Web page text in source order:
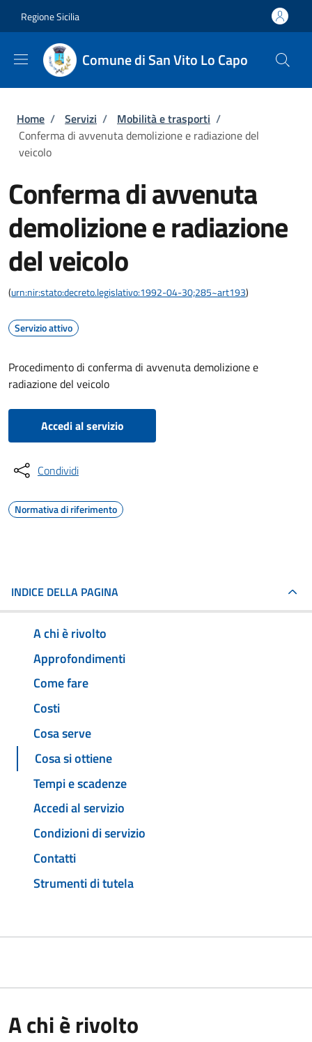
Regione Sicilia
Comune di San Vito Lo Capo
Briciole di pane
Home / Servizi / Mobilità e trasporti /
Conferma di avvenuta demolizione e radiazione del
veicolo
Conferma di avvenuta
demolizione e radiazione
del veicolo
(urn:nir:stato:decreto.legislativo:1992-04-30;285~art193)
Servizio attivo
Procedimento di conferma di avvenuta demolizione e
radiazione del veicolo
Accedi al servizio
Condividi
Normativa di riferimento
INDICE DELLA PAGINA
A chi è rivolto
Approfondimenti
Come fare
Costi
Cosa serve
Cosa si ottiene
Tempi e scadenze
Accedi al servizio
Condizioni di servizio
Contatti
Strumenti di tutela
A chi è rivolto